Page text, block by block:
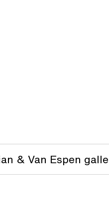
& Van Espen